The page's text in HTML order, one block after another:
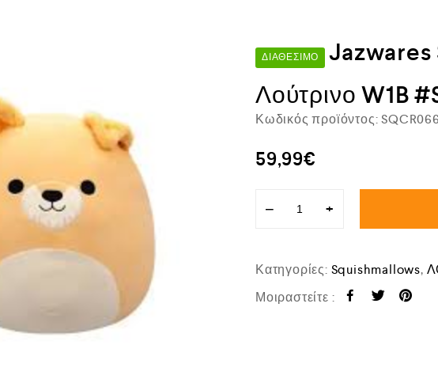
ΔΙΑΘΈΣΙΜΟ
Λούτρινο W1B
Κωδικός προϊόντος:
59,99€
− +
Κατηγορίες: Squishmallows,
Μοιραστείτε :